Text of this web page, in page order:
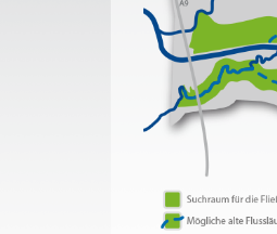
Leipziger Auwald